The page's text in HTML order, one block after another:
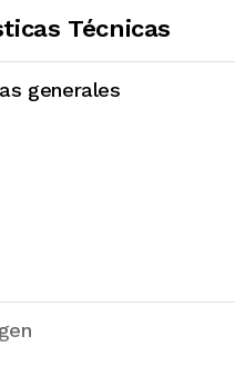
Técnicas
generales